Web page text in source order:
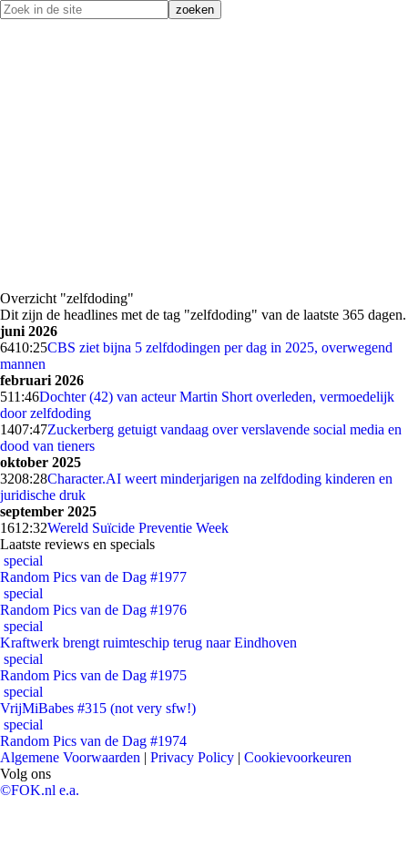
Overzicht "zelfdoding"
Dit zijn de headlines met de tag "zelfdoding" van de laatste 365 dagen.
juni 2026
6410:25CBS ziet bijna 5 zelfdodingen per dag in 2025, overwegend
mannen
februari 2026
511:46Dochter (42) van acteur Martin Short overleden, vermoedelijk
door zelfdoding
1407:47Zuckerberg getuigt vandaag over verslavende social media en
dood van tieners
oktober 2025
3208:28Character.AI weert minderjarigen na zelfdoding kinderen en
juridische druk
september 2025
1612:32Wereld Suïcide Preventie Week
Laatste reviews en specials
special
Random Pics van de Dag #1977
special
Random Pics van de Dag #1976
special
Kraftwerk brengt ruimteschip terug naar Eindhoven
special
Random Pics van de Dag #1975
special
VrijMiBabes #315 (not very sfw!)
special
Random Pics van de Dag #1974
Algemene Voorwaarden | Privacy Policy | Cookievoorkeuren
Volg ons
©FOK.nl e.a.